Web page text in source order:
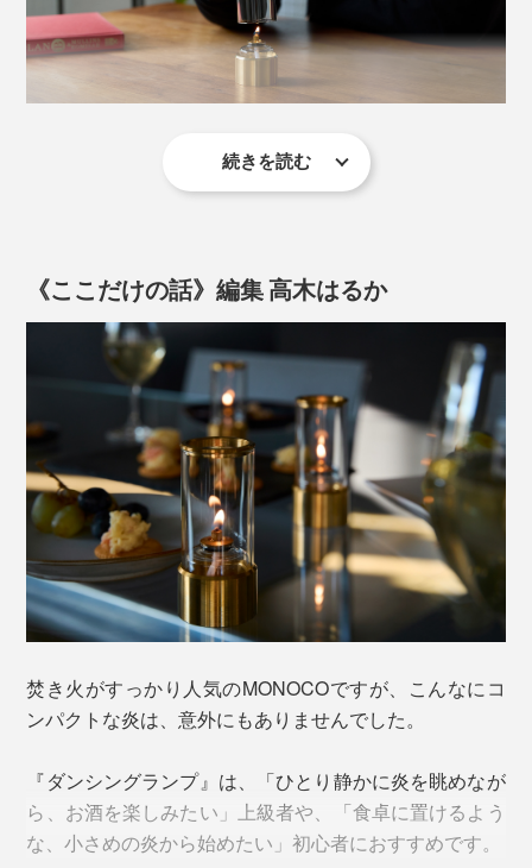
ています。
加工の具合が違うと、火が暴れすぎたり、消えたりして
しまうので、何度も台座とガラス筒を試作しながら、最
適なすき間を割り出して、『ダンシングランプ』は完成
しました。まさに、職人のなせる技です。
チラチラチラ……まるで、ゆったりとワルツを踊るよう
な“炎のダンス”に、心をいやされてください。
たったこれだけ。ガラス筒をセットすると、炎が、軽や
かに踊りはじめます。
音が出ます
火を点けてから、3分ほど経つと安定して、点火直後よ
り、炎が大きくなります。
『ダンシングランプ』の真鍮製の台座をつくっているの
誰もが知るメーカーのボールペンやシャープペンに入っ
ているパーツをはじめ、さまざまな精密部品を手掛けて
いますが、松下製作所の名前や技術を、知ってもらえる
機会はない――。
「もっと、自分たちの仕事を知ってほしい」
「これ、オレがつくったんだよって言いたい」
そんな想いを知った、STUDIO SURUMEの代表・菊池
光義さんの発案で、「TOKYO／EAST」を設立、菊池さ
んと松下製作所のタッグで、『ダンシングランプ』の開
発はスタートしました。
続きを読む
《ここだけの話》編集 高木はるか
焚き火がすっかり人気のMONOCOですが、こんなにコ
ンパクトな炎は、意外にもありませんでした。
『ダンシングランプ』は、「ひとり静かに炎を眺めなが
ら、お酒を楽しみたい」上級者や、「食卓に置けるよう
な、小さめの炎から始めたい」初心者におすすめです。